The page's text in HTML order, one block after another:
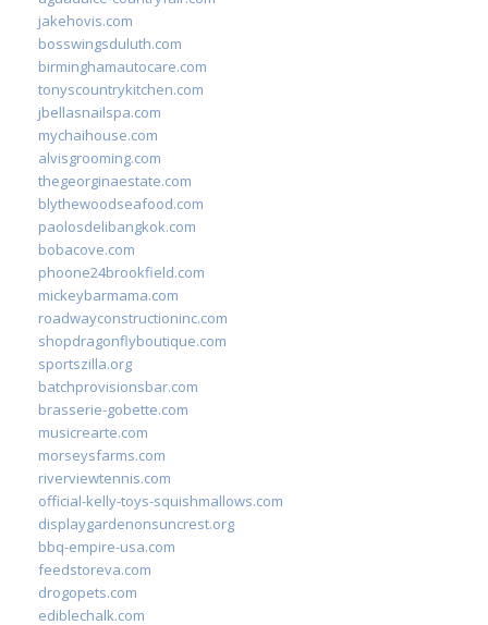
jakehovis.com
bosswingsduluth.com
birminghamautocare.com
tonyscountrykitchen.com
jbellasnailspa.com
mychaihouse.com
alvisgrooming.com
thegeorginaestate.com
blythewoodseafood.com
paolosdelibangkok.com
bobacove.com
phoone24brookfield.com
mickeybarmama.com
roadwayconstructioninc.com
shopdragonflyboutique.com
sportszilla.org
batchprovisionsbar.com
brasserie-gobette.com
musicrearte.com
morseysfarms.com
riverviewtennis.com
official-kelly-toys-squishmallows.com
displaygardenonsuncrest.org
bbq-empire-usa.com
feedstoreva.com
drogopets.com
ediblechalk.com